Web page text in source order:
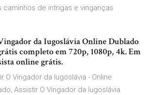
caminhos de intrigas e vinganças
da Iugoslávia Online Dublado
completo em 720p, 1080p, 4k. Em
online grátis.
O Vingador da Iugoslávia - Online
Assistir O Vingador da Iugoslávia